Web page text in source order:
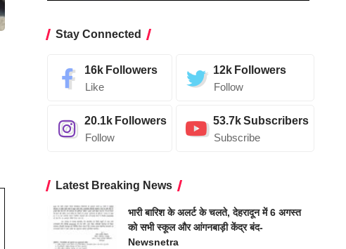
Stay Connected
16k Followers
Like
12k Followers
Follow
20.1k Followers
Follow
53.7kSubscribers
Subscribe
Latest Breaking News
भारी बारिश के अलर्ट के चलते, देहरादून में 6 अगस्त
को सभी स्कूल और आंगनबाड़ी केंद्र बंद-
Newsnetra